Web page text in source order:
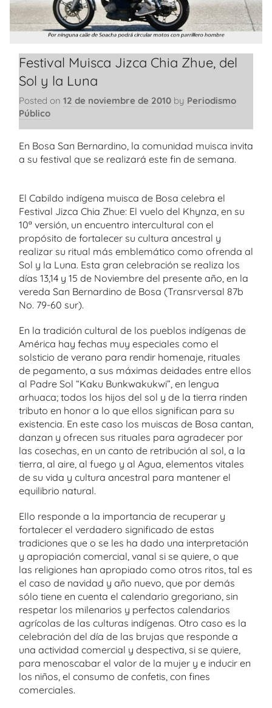
Festival Muisca Jizca Chia Zhue, del
Sol y la Luna
Posted on 12 de noviembre de 2010 by Periodismo
Público
En Bosa San Bernardino, la comunidad muisca invita
a su festival que se realizará este fin de semana.
El Cabildo indígena muisca de Bosa celebra el
Festival Jizca Chia Zhue: El vuelo del Khynza, en su
10ª versión, un encuentro intercultural con el
propósito de fortalecer su cultura ancestral y
realizar su ritual más emblemático como ofrenda al
Sol y la Luna. Esta gran celebración se realiza los
días 13,14 y 15 de Noviembre del presente año, en la
vereda San Bernardino de Bosa (Transrversal 87b
No. 79-60 sur).
En la tradición cultural de los pueblos indígenas de
América hay fechas muy especiales como el
solsticio de verano para rendir homenaje, rituales
de pegamento, a sus máximas deidades entre ellos
al Padre Sol “Kaku Bunkwakukwi”, en lengua
arhuaca; todos los hijos del sol y de la tierra rinden
tributo en honor a lo que ellos significan para su
existencia. En este caso los muiscas de Bosa cantan,
danzan y ofrecen sus rituales para agradecer por
las cosechas, en un canto de retribución al sol, a la
tierra, al aire, al fuego y al Agua, elementos vitales
de su vida y cultura ancestral para mantener el
equilibrio natural.
Ello responde a la importancia de recuperar y
fortalecer el verdadero significado de estas
tradiciones que o se les ha dado una interpretación
y apropiación comercial, vanal si se quiere, o que
las religiones han apropiado como otros ritos, tal es
el caso de navidad y año nuevo, que por demás
sólo tiene en cuenta el calendario gregoriano, sin
respetar los milenarios y perfectos calendarios
agrícolas de las culturas indígenas. Otro caso es la
celebración del día de las brujas que responde a
una actividad comercial y despectiva, si se quiere,
para menoscabar el valor de la mujer y e inducir en
los niños, el consumo de confetis, con fines
comerciales.